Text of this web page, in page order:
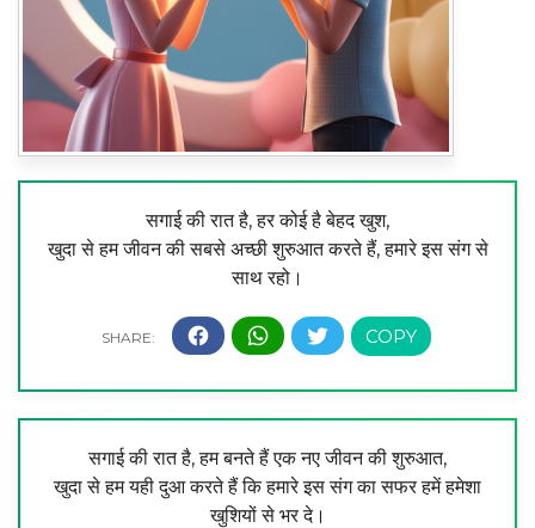
सगाई की रात है, हर कोई है बेहद खुश,
खुदा से हम जीवन की सबसे अच्छी शुरुआत करते हैं, हमारे इस संग से
साथ रहो।
सगाई की रात है, हम बनते हैं एक नए जीवन की शुरुआत,
खुदा से हम यही दुआ करते हैं कि हमारे इस संग का सफर हमें हमेशा
खुशियों से भर दे।